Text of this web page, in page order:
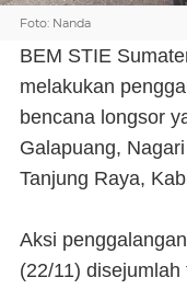
Foto: Nanda
BEM STIE
melakukan
bencana longsor
Galapuang,
Tanjung Raya,
Aksi
(22/11)